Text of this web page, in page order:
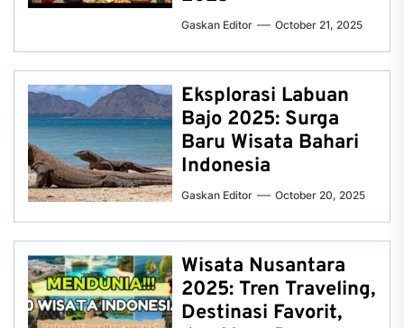
Gaskan Editor October 21, 2025
Eksplorasi Labuan
Bajo 2025: Surga
Baru Wisata Bahari
Indonesia
Gaskan Editor October 20, 2025
Wisata Nusantara
2025: Tren Traveling,
Destinasi Favorit,